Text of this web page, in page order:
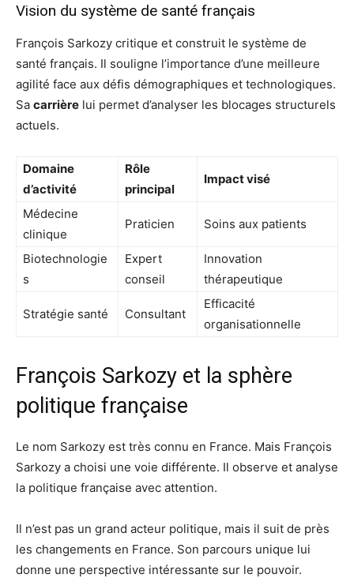
Vision du système de santé français
François Sarkozy critique et construit le système de
santé français. Il souligne l’importance d’une meilleure
agilité face aux défis démographiques et technologiques.
Sa carrière lui permet d’analyser les blocages structurels
actuels.
Domaine
d’activité
Rôle
principal
Impact visé
Médecine
clinique
Praticien Soins aux patients
Biotechnologie
s
Expert
conseil
Innovation
thérapeutique
Stratégie santé Consultant
Efficacité
organisationnelle
François Sarkozy et la sphère
politique française
Le nom Sarkozy est très connu en France. Mais François
Sarkozy a choisi une voie différente. Il observe et analyse
la politique française avec attention.
Il n’est pas un grand acteur politique, mais il suit de près
les changements en France. Son parcours unique lui
donne une perspective intéressante sur le pouvoir.